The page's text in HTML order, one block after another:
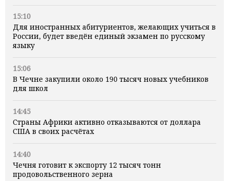
15:10
Для иностранных абитуриентов, желающих учиться в
России, будет введён единый экзамен по русскому
языку
15:06
В Чечне закупили около 190 тысяч новых учебников
для школ
14:45
Страны Африки активно отказываются от доллара
США в своих расчётах
14:40
Чечня готовит к экспорту 12 тысяч тонн
продовольственного зерна